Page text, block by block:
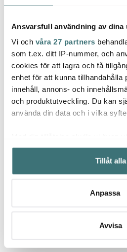
Ansvarsfull användning av dina
Vi och våra 27 partners
som t.ex. ditt IP-nummer, och
cookies för att lagra och få
enhet för att kunna tillhandahålla
innehåll, annons- och
och produktutveckling. Du kan
använda din data och i vilka
Samla in information om din
kan ha en noggrannhet på
Identifiera din enhet genom
Ta reda på mer om hur dina
Du kan ändra eller dra tillbaka
Tillåt alla
Anpassa
Avvisa
Sagaform
Astrid rivjärn 32x3,5 cm
svart/silver
149 kr 649
Låt dig inspireras